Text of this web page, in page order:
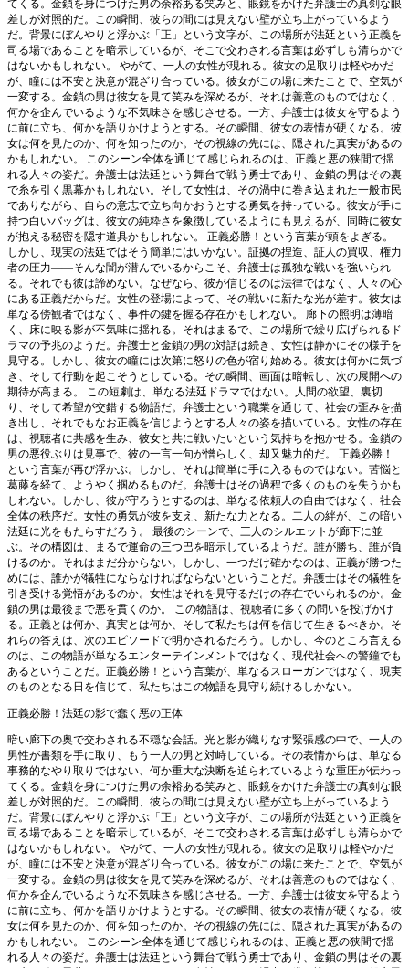
てくる。金鎖を身につけた男の余裕ある笑みと、眼鏡をかけた弁護士の真剣な眼
差しが対照的だ。この瞬間、彼らの間には見えない壁が立ち上がっているよう
だ。背景にぼんやりと浮かぶ「正」という文字が、この場所が法廷という正義を
司る場であることを暗示しているが、そこで交わされる言葉は必ずしも清らかで
はないかもしれない。 やがて、一人の女性が現れる。彼女の足取りは軽やかだ
が、瞳には不安と決意が混ざり合っている。彼女がこの場に来たことで、空気が
一変する。金鎖の男は彼女を見て笑みを深めるが、それは善意のものではなく、
何かを企んでいるような不気味さを感じさせる。一方、弁護士は彼女を守るよう
に前に立ち、何かを語りかけようとする。その瞬間、彼女の表情が硬くなる。彼
女は何を見たのか、何を知ったのか。その視線の先には、隠された真実があるの
かもしれない。 このシーン全体を通じて感じられるのは、正義と悪の狭間で揺
れる人々の姿だ。弁護士は法廷という舞台で戦う勇士であり、金鎖の男はその裏
で糸を引く黒幕かもしれない。そして女性は、その渦中に巻き込まれた一般市民
でありながら、自らの意志で立ち向かおうとする勇気を持っている。彼女が手に
持つ白いバッグは、彼女の純粋さを象徴しているようにも見えるが、同時に彼女
が抱える秘密を隠す道具かもしれない。 正義必勝！という言葉が頭をよぎる。
しかし、現実の法廷ではそう簡単にはいかない。証拠の捏造、証人の買収、権力
者の圧力――そんな闇が潜んでいるからこそ、弁護士は孤独な戦いを強いられ
る。それでも彼は諦めない。なぜなら、彼が信じるのは法律ではなく、人々の心
にある正義だからだ。女性の登場によって、その戦いに新たな光が差す。彼女は
単なる傍観者ではなく、事件の鍵を握る存在かもしれない。 廊下の照明は薄暗
く、床に映る影が不気味に揺れる。それはまるで、この場所で繰り広げられるド
ラマの予兆のようだ。弁護士と金鎖の男の対話は続き、女性は静かにその様子を
見守る。しかし、彼女の瞳には次第に怒りの色が宿り始める。彼女は何かに気づ
き、そして行動を起こそうとしている。その瞬間、画面は暗転し、次の展開への
期待が高まる。 この短劇は、単なる法廷ドラマではない。人間の欲望、裏切
り、そして希望が交錯する物語だ。弁護士という職業を通じて、社会の歪みを描
き出し、それでもなお正義を信じようとする人々の姿を描いている。女性の存在
は、視聴者に共感を生み、彼女と共に戦いたいという気持ちを抱かせる。金鎖の
男の悪役ぶりは見事で、彼の一言一句が憎らしく、却又魅力的だ。 正義必勝！
という言葉が再び浮かぶ。しかし、それは簡単に手に入るものではない。苦悩と
葛藤を経て、ようやく掴めるものだ。弁護士はその過程で多くのものを失うかも
しれない。しかし、彼が守ろうとするのは、単なる依頼人の自由ではなく、社会
全体の秩序だ。女性の勇気が彼を支え、新たな力となる。二人の絆が、この暗い
法廷に光をもたらすだろう。 最後のシーンで、三人のシルエットが廊下に並
ぶ。その構図は、まるで運命の三つ巴を暗示しているようだ。誰が勝ち、誰が負
けるのか。それはまだ分からない。しかし、一つだけ確かなのは、正義が勝つた
めには、誰かが犠牲にならなければならないということだ。弁護士はその犠牲を
引き受ける覚悟があるのか。女性はそれを見守るだけの存在でいられるのか。金
鎖の男は最後まで悪を貫くのか。 この物語は、視聴者に多くの問いを投げかけ
る。正義とは何か、真実とは何か、そして私たちは何を信じて生きるべきか。そ
れらの答えは、次のエピソードで明かされるだろう。しかし、今のところ言える
のは、この物語が単なるエンターテインメントではなく、現代社会への警鐘でも
あるということだ。正義必勝！という言葉が、単なるスローガンではなく、現実
のものとなる日を信じて、私たちはこの物語を見守り続けるしかない。
正義必勝！法廷の影で蠢く悪の正体
暗い廊下の奥で交わされる不穏な会話。光と影が織りなす緊張感の中で、一人の
男性が書類を手に取り、もう一人の男と対峙している。その表情からは、単なる
事務的なやり取りではない、何か重大な決断を迫られているような重圧が伝わっ
てくる。金鎖を身につけた男の余裕ある笑みと、眼鏡をかけた弁護士の真剣な眼
差しが対照的だ。この瞬間、彼らの間には見えない壁が立ち上がっているよう
だ。背景にぼんやりと浮かぶ「正」という文字が、この場所が法廷という正義を
司る場であることを暗示しているが、そこで交わされる言葉は必ずしも清らかで
はないかもしれない。 やがて、一人の女性が現れる。彼女の足取りは軽やかだ
が、瞳には不安と決意が混ざり合っている。彼女がこの場に来たことで、空気が
一変する。金鎖の男は彼女を見て笑みを深めるが、それは善意のものではなく、
何かを企んでいるような不気味さを感じさせる。一方、弁護士は彼女を守るよう
に前に立ち、何かを語りかけようとする。その瞬間、彼女の表情が硬くなる。彼
女は何を見たのか、何を知ったのか。その視線の先には、隠された真実があるの
かもしれない。 このシーン全体を通じて感じられるのは、正義と悪の狭間で揺
れる人々の姿だ。弁護士は法廷という舞台で戦う勇士であり、金鎖の男はその裏